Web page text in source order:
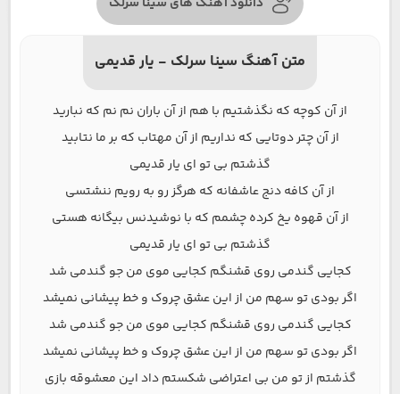
متن آهنگ سینا سرلک - یار قدیمی
از آن کوچه که نگذشتیم با هم از آن باران نم نم که نبارید
از آن چتر دوتایی که نداریم از آن مهتاب که بر ما نتابید
گذشتم بی تو ای یار قدیمی
از آن کافه دنج عاشفانه که هرگز رو به رویم ننشتسی
از آن قهوه یخ کرده چشمم که با نوشیدنس بیگانه هستی
گذشتم بی تو ای یار قدیمی
کجایی گندمی روی قشنگم کجایی موی من جو گندمی شد
اگر بودی تو سهم من از این عشق چروک و خط پیشانی نمیشد
کجایی گندمی روی قشنگم کجایی موی من جو گندمی شد
اگر بودی تو سهم من از این عشق چروک و خط پیشانی نمیشد
گذشتم از تو من بی اعتراضی شکستم داد این معشوقه بازی